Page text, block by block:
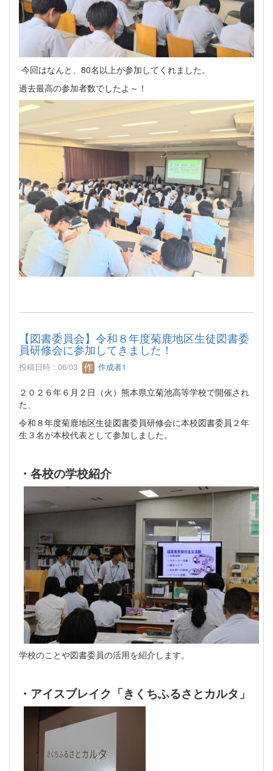
今回はなんと、80名以上が参加してくれました。
過去最高の参加者数でしたよ～！
【図書委員会】令和８年度菊鹿地区生徒図書委
員研修会に参加してきました！
投稿日時 : 06/03 作成者1
２０２６年６月２日（火）熊本県立菊池高等学校で開催され
た、
令和８年度菊鹿地区生徒図書委員研修会に本校図書委員２年
生３名が本校代表として参加しました。
・各校の学校紹介
学校のことや図書委員の活用を紹介します。
・アイスブレイク「きくちふるさとカルタ」